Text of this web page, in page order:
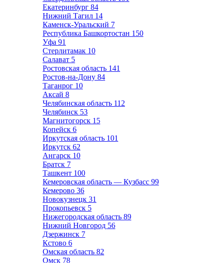
Екатеринбург 84
Нижний Тагил 14
Каменск-Уральский 7
Республика Башкортостан 150
Уфа 91
Стерлитамак 10
Салават 5
Ростовская область 141
Ростов-на-Дону 84
Таганрог 10
Аксай 8
Челябинская область 112
Челябинск 53
Магнитогорск 15
Копейск 6
Иркутская область 101
Иркутск 62
Ангарск 10
Братск 7
Ташкент 100
Кемеровская область — Кузбасс 99
Кемерово 36
Новокузнецк 31
Прокопьевск 5
Нижегородская область 89
Нижний Новгород 56
Дзержинск 7
Кстово 6
Омская область 82
Омск 78